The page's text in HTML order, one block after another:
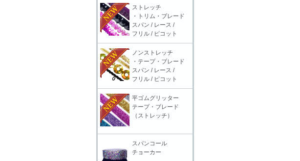
ストレッチ
・トリム・ブレード
スパン / レース /
フリル / ピコット
ノンストレッチ
・テープ・ブレード
スパン / レース /
フリル / ピコット
平ゴムグリッター
テープ・ブレード
（ストレッチ）
スパンコール
チョーカー